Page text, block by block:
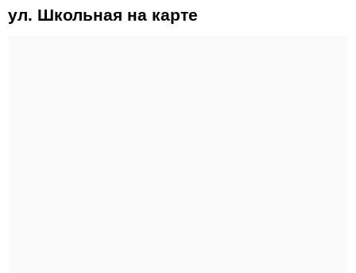
ул. Школьная на карте